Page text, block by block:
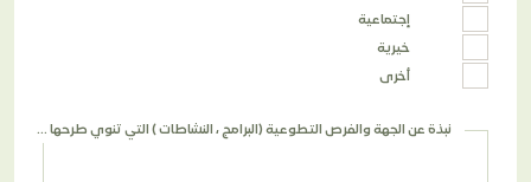
إجتماعية
خيرية
أخرى
نبذة عن الجهة والفرص التطوعية (البرامج ، النشاطات ) التي تنوي طرحها في المنصة *